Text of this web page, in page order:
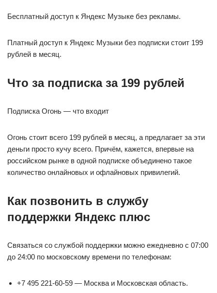
Бесплатный доступ к Яндекс Музыке без рекламы.
Платный доступ к Яндекс Музыки без подписки стоит 199
рублей в месяц.
Что за подписка за 199 рублей
Подписка Огонь — что входит
Огонь стоит всего 199 рублей в месяц, а предлагает за эти
деньги просто кучу всего. Причём, кажется, впервые на
российском рынке в одной подписке объединено такое
количество онлайновых и офлайновых привилегий.
Как позвонить в службу
поддержки Яндекс плюс
Связаться со службой поддержки можно ежедневно с 07:00
до 24:00 по московскому времени по телефонам:
+7 495 221-60-59 — Москва и Московская область.